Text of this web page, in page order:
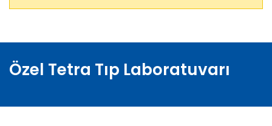
Özel Tetra Tıp Laboratuvarı